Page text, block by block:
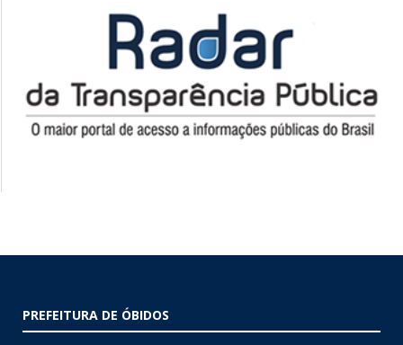
PREFEITURA DE ÓBIDOS